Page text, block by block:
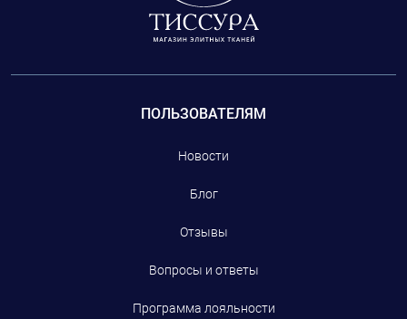
ПОЛЬЗОВАТЕЛЯМ
Новости
Блог
Отзывы
Вопросы и ответы
Программа лояльности